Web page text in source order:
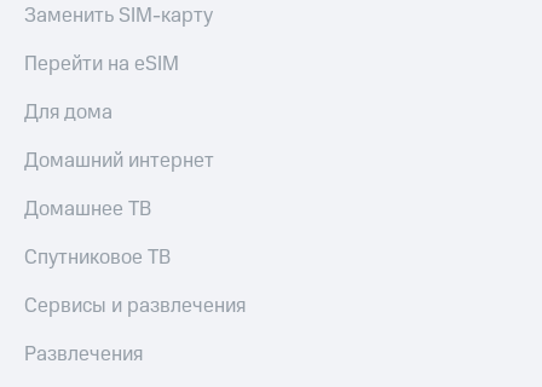
Заменить SIM-карту
Перейти на eSIM
Для дома
Домашний интернет
Домашнее ТВ
Спутниковое ТВ
Сервисы и развлечения
Развлечения